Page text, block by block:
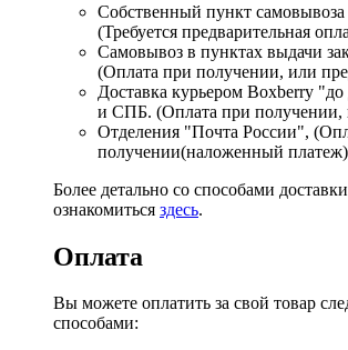
Собственный пункт
(Требуется предварительная
Самовывоз в пунктах выдачи
(Оплата при получении, или
Доставка курьером Boxberry
и СПБ. (Оплата при получении,
Отделения "Почта России",
получении(наложенный
Более детально со способами
ознакомиться здесь.
Оплата
Вы можете оплатить за свой товар
способами: